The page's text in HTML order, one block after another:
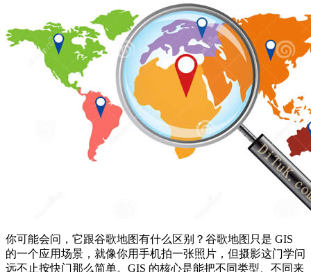
你可能会问，它跟谷歌地图有什么区别？谷歌地图只是 GIS
的一个应用场景，就像你用手机拍一张照片，但摄影这门学问
远不止按快门那么简单。GIS 的核心是能把不同类型、不同来